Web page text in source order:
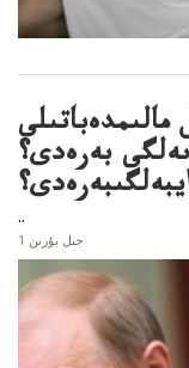
مالىمدەباتىلى
بەرەدى؟
..
1 جىل بۇرىن